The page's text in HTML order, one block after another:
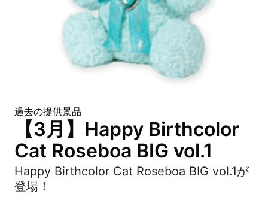
過去の提供景品
【3月】Happy Birthcolor
Cat Roseboa BIG vol.1
Happy Birthcolor Cat Roseboa BIG vol.1が
登場！